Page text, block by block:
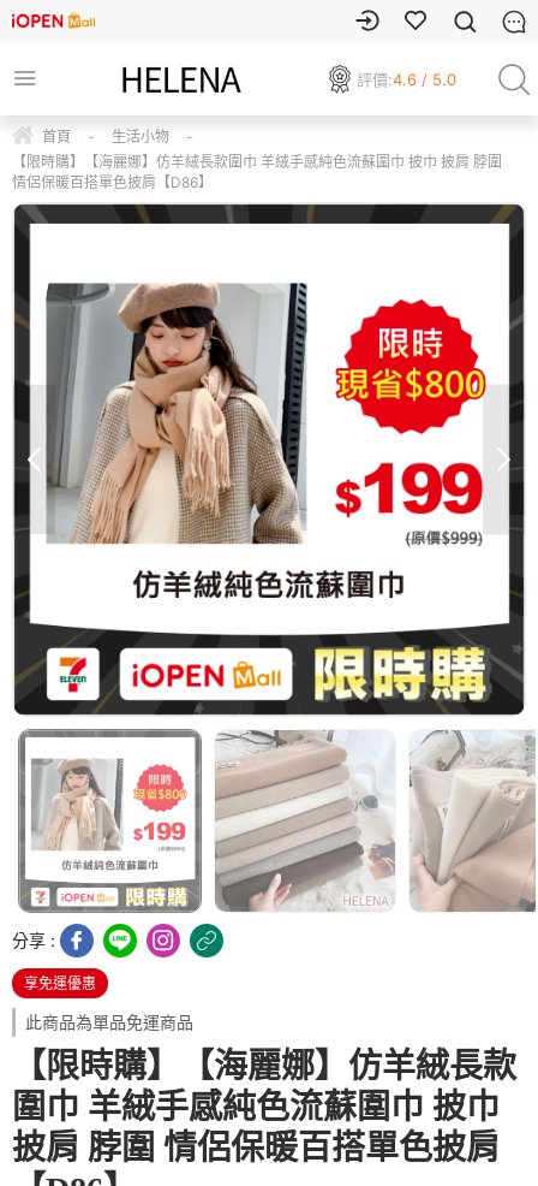
評價:4.6 / 5.0
首頁 - 生活小物
-
【限時購】【海麗娜】仿羊絨長款圍巾 羊絨手感純色流蘇圍巾 披巾 披肩 脖圍
情侶保暖百搭單色披肩【D86】
分享 :
享免運優惠
此商品為單品免運商品
【限時購】【海麗娜】仿羊絨長款
圍巾 羊絨手感純色流蘇圍巾 披巾
披肩 脖圍 情侶保暖百搭單色披肩